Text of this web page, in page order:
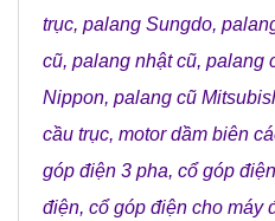
trục, palang Sungdo,
cũ, palang nhật cũ, palang
Nippon, palang cũ
cầu trục, motor dầm biên
góp điện 3 pha, cổ góp
điện, cổ góp điện cho máy